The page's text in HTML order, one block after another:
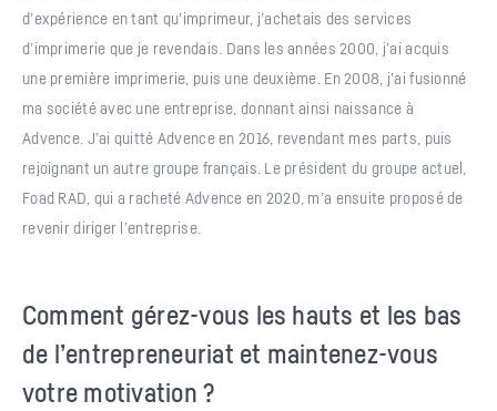
d’expérience en tant qu’imprimeur, j’achetais des services
d’imprimerie que je revendais. Dans les années 2000, j’ai acquis
une première imprimerie, puis une deuxième. En 2008, j’ai fusionné
ma société avec une entreprise, donnant ainsi naissance à
Advence. J’ai quitté Advence en 2016, revendant mes parts, puis
rejoignant un autre groupe français. Le président du groupe actuel,
Foad RAD, qui a racheté Advence en 2020, m’a ensuite proposé de
revenir diriger l’entreprise.
Comment gérez-vous les hauts et les bas
de l’entrepreneuriat et maintenez-vous
votre motivation ?